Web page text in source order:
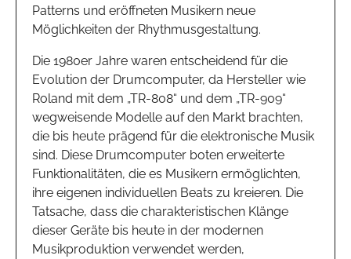
Patterns und eröffneten Musikern neue
Möglichkeiten der Rhythmusgestaltung.
Die 1980er Jahre waren entscheidend für die
Evolution der Drumcomputer, da Hersteller wie
Roland mit dem „TR-808“ und dem „TR-909“
wegweisende Modelle auf den Markt brachten,
die bis heute prägend für die elektronische Musik
sind. Diese Drumcomputer boten erweiterte
Funktionalitäten, die es Musikern ermöglichten,
ihre eigenen individuellen Beats zu kreieren. Die
Tatsache, dass die charakteristischen Klänge
dieser Geräte bis heute in der modernen
Musikproduktion verwendet werden,